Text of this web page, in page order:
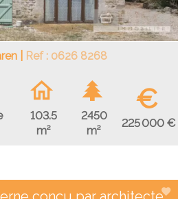
| Ref : 0626 8268
103.5
m²
2450
m²
€
225 000 €